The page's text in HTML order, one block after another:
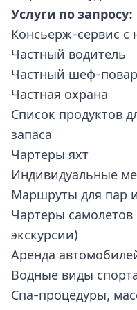
Услуги по запросу:
Консьерж-сервис с
Частный водитель
Частный шеф-повар
Частная охрана
Список продуктов
запаса
Чартеры яхт
Индивидуальные
Маршруты для пар
Чартеры
экскурсии)
Аренда
Водные виды
Спа-процедуры,